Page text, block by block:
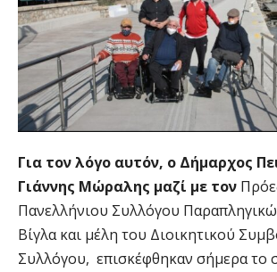
Για τον λόγο αυτόν, ο Δήμαρχος
Γιάννης Μώραλης μαζί με τον
Πανελλήνιου Συλλόγου
Βίγλα και μέλη του Διοικητικού
Συλλόγου, επισκέφθηκαν σήμερα το